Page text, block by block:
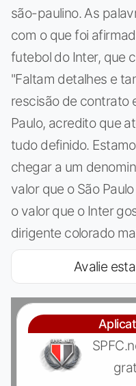
são-paulino. As
com o que foi
futebol do Inter, que
"Faltam detalhes e
rescisão de contrato
Paulo, acredito que
tudo definido.
chegar a um
valor que o São
o valor que o Inter
dirigente colorado
Avalie